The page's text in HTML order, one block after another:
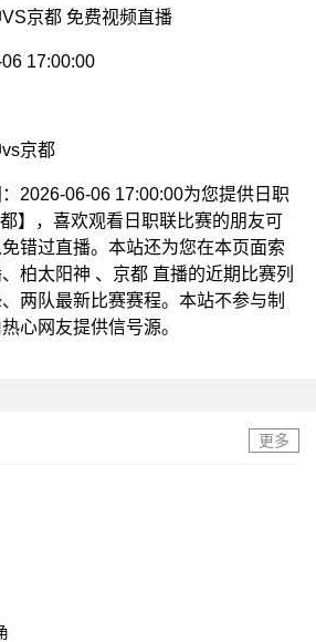
京都 免费视频直播
17:00:00
京都
2026-06-06 17:00:00为您提供日职
】，喜欢观看日职联比赛的朋友可
错过直播。本站还为您在本页面索
柏太阳神 、京都 直播的近期比赛列
两队最新比赛赛程。本站不参与制
心网友提供信号源。
更多